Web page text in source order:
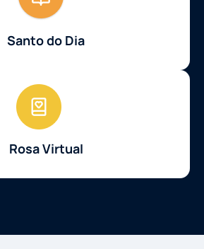
Santo do Dia
Rosa Virtual